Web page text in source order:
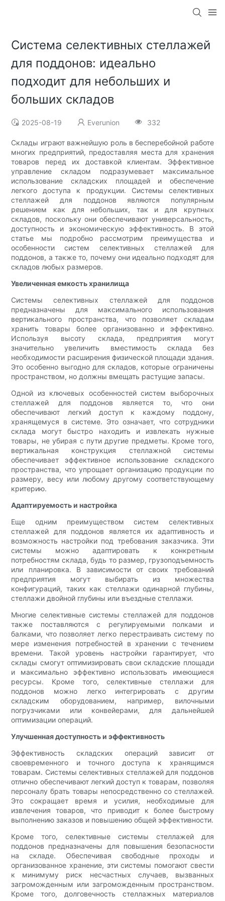
Система селективных стеллажей
для поддонов: идеально
подходит для небольших и
больших складов
2025-08-19 Everunion 332
Склады играют важнейшую роль в бесперебойной работе
многих предприятий, предоставляя места для хранения
товаров перед их доставкой клиентам. Эффективное
управление складом подразумевает максимальное
использование складских площадей и обеспечение
легкого доступа к продукции. Системы селективных
стеллажей для поддонов являются популярным
решением как для небольших, так и для крупных
складов, поскольку они обеспечивают универсальность,
доступность и экономическую эффективность. В этой
статье мы подробно рассмотрим преимущества и
особенности систем селективных стеллажей для
поддонов, а также то, почему они идеально подходят для
складов любых размеров.
Увеличенная емкость хранилища
Системы селективных стеллажей для поддонов
предназначены для максимального использования
вертикального пространства, что позволяет складам
хранить товары более организованно и эффективно.
Используя высоту склада, предприятия могут
значительно увеличить вместимость склада без
необходимости расширения физической площади здания.
Это особенно выгодно для складов, которые ограничены
пространством, но должны вмещать растущие запасы.
Одной из ключевых особенностей систем выборочных
стеллажей для поддонов является то, что они
обеспечивают легкий доступ к каждому поддону,
хранящемуся в системе. Это означает, что сотрудники
склада могут быстро находить и извлекать нужные
товары, не убирая с пути другие предметы. Кроме того,
вертикальная конструкция стеллажной системы
обеспечивает эффективное использование складского
пространства, что упрощает организацию продукции по
размеру, весу или любому другому соответствующему
критерию.
Адаптируемость и настройка
Еще одним преимуществом систем селективных
стеллажей для поддонов является их адаптивность и
возможность настройки под требования заказчика. Эти
системы можно адаптировать к конкретным
потребностям склада, будь то размер, грузоподъемность
или планировка. В зависимости от своих требований
предприятия могут выбирать из множества
конфигураций, таких как стеллажи одинарной глубины,
стеллажи двойной глубины или въездные стеллажи.
Многие селективные системы стеллажей для поддонов
также поставляются с регулируемыми полками и
балками, что позволяет легко перестраивать систему по
мере изменения потребностей в хранении с течением
времени. Такой уровень настройки гарантирует, что
склады смогут оптимизировать свои складские площади
и максимально эффективно использовать имеющиеся
ресурсы. Кроме того, селективные стеллажи для
поддонов можно легко интегрировать с другим
складским оборудованием, например, вилочными
погрузчиками или конвейерами, для дальнейшей
оптимизации операций.
Улучшенная доступность и эффективность
Эффективность складских операций зависит от
своевременного и точного доступа к хранящимся
товарам. Системы селективных стеллажей для поддонов
отлично обеспечивают легкий доступ к товарам, позволяя
персоналу брать товары непосредственно со стеллажей.
Это сокращает время и усилия, необходимые для
извлечения товаров, что приводит к более быстрому
выполнению заказов и повышению общей эффективности.
Кроме того, селективные системы стеллажей для
поддонов предназначены для повышения безопасности
на складе. Обеспечивая свободные проходы и
организованное хранение, эти системы помогают свести
к минимуму риск несчастных случаев, вызванных
загроможденным или загроможденным пространством.
Кроме того, долговечность стеллажных материалов